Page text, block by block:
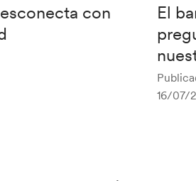
con
El
16/07/